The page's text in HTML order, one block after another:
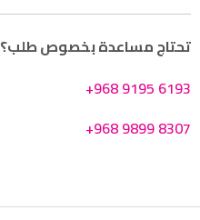
تحتاج مساعدة بخصوص طلب؟
+968 9195 6193
+968 9899 8307